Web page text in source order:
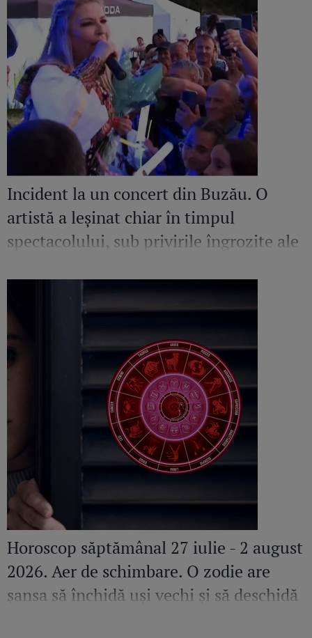
Incident la un concert din Buzău. O
artistă a leșinat chiar în timpul
spectacolului, sub privirile îngrozite ale
Horoscop săptămânal 27 iulie - 2 august
2026. Aer de schimbare. O zodie are
șansa să închidă uși vechi și să deschidă